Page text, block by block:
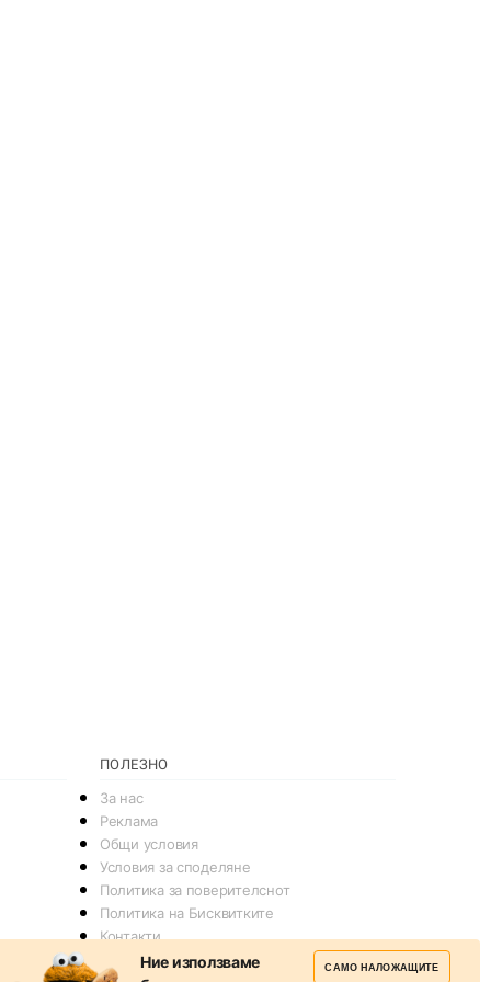
ПОЛЕЗНО
За нас
Реклама
Общи условия
Условия за споделяне
Политика за поверителснот
Политика на Бисквитките
Контакти
Ние използваме
САМО НАЛОЖАЩИТЕ